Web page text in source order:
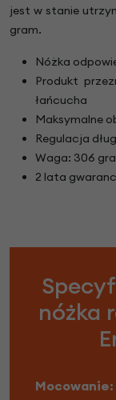
jest w stanie
gram.
Nóżka
Produkt
łańcucha
Maksymalne
Regulacja
Waga: 306
2 lata
nóżka
Mocowanie: